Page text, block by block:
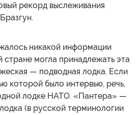
рекорд выслеживания
никакой информации
стране могла принадлежать эта
— подводная лодка. Если
которой было интервью, речь,
лодке НАТО. «Пантера» —
(в русской терминологии